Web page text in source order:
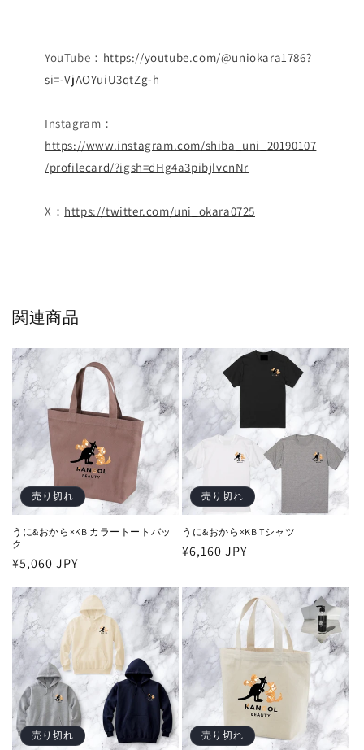
YouTube： https://youtube.com/@uniokara1786?
si=-VjAOYuiU3qtZg-h
Instagram：
https://www.instagram.com/shiba_uni_20190107
/profilecard/?igsh=dHg4a3pibjlvcnNr
X： https://twitter.com/uni_okara0725
関連商品
売り切れ
うに&おから×KB カラートートバッ
ク
通
価
格
¥5,060 JPY
売り切れ
うに&おから×KB Tシャツ
通
価
格
¥6,160 JPY
売り切れ 売り切れ